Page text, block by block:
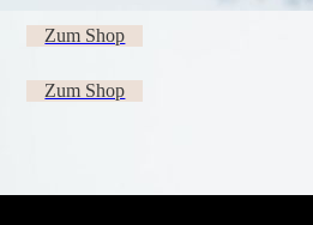
Zum Shop
Zum Shop